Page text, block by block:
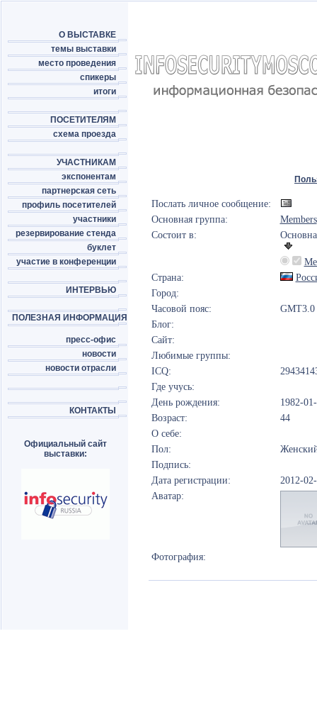
О ВЫСТАВКЕ
темы выставки
место проведения
спикеры
итоги
ПОСЕТИТЕЛЯМ
схема проезда
УЧАСТНИКАМ
экспонентам
партнерская сеть
профиль посетителей
участники
резервирование стенда
буклет
участие в конференции
ИНТЕРВЬЮ
ПОЛЕЗНАЯ ИНФОРМАЦИЯ
пресс-офис
новости
новости отрасли
КОНТАКТЫ
Официальный сайт
выставки:
Послать личное сообщение:
Основная группа:
Members
Состоит в:
Страна:
Город:
Часовой пояс:
GMT3.0
Блог:
Сайт:
Любимые группы:
ICQ:
Где учусь:
День рождения:
1982-
Возраст:
44
О себе:
Пол:
Подпись:
Дата регистрации:
2012-
Аватар:
Фотография: